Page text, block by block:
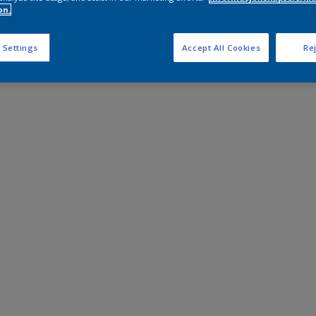
Settings Accept All Cookies